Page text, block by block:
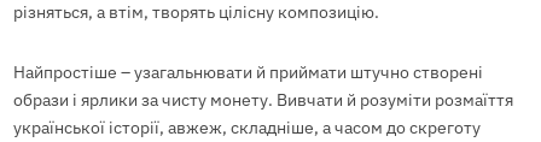
різняться, а втім, творять цілісну композицію.
Найпростіше – узагальнювати й приймати штучно створені
образи і ярлики за чисту монету. Вивчати й розуміти розмаїття
української історії, авжеж, складніше, а часом до скреготу